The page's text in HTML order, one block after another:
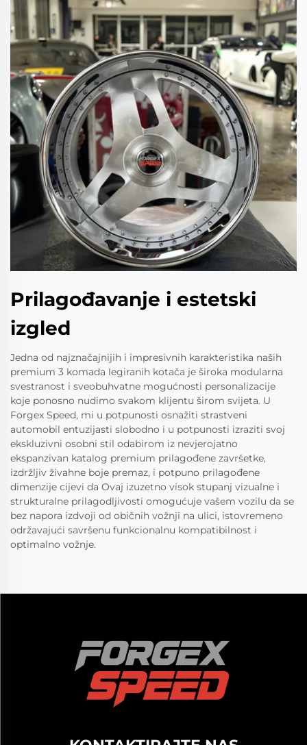
Prilagođavanje i estetski
izgled
Jedna od najznačajnijih i impresivnih karakteristika naših
premium 3 komada legiranih kotača je široka modularna
svestranost i sveobuhvatne mogućnosti personalizacije
koje ponosno nudimo svakom klijentu širom svijeta. U
Forgex Speed, mi u potpunosti osnažiti strastveni
automobil entuzijasti slobodno i u potpunosti izraziti svoj
ekskluzivni osobni stil odabirom iz nevjerojatno
ekspanzivan katalog premium prilagođene završetke,
izdržljiv živahne boje premaz, i potpuno prilagođene
dimenzije cijevi da Ovaj izuzetno visok stupanj vizualne i
strukturalne prilagodljivosti omogućuje vašem vozilu da se
bez napora izdvoji od običnih vožnji na ulici, istovremeno
održavajući savršenu funkcionalnu kompatibilnost i
optimalno vožnje.